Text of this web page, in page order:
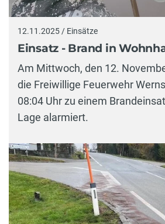
12.11.2025 / Einsätze
Einsatz - Brand in
Am Mittwoch, den 12.
die Freiwillige Feuerwehr
08:04 Uhr zu einem
Lage alarmiert.